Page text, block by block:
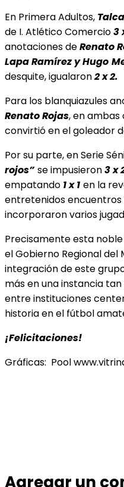
En Primera Adultos,
de I. Atlético Comercio3
anotaciones deRenato
Lapa Ramírez y Hugo
desquite, igualaron2 x 2.
Para los blanquiazules
Renato Rojas, en ambas
convirtió en el goleador
Por su parte, en Serie
rojos” se impusieron3 x
empatando 1 x 1 en la
entretenidos
incorporaron varios
Precisamente esta
el Gobierno Regional del
integración de este
más en una instancia
entre instituciones
historia en el fútbol
¡Felicitaciones!
Gráficas: Pool
Agregar un